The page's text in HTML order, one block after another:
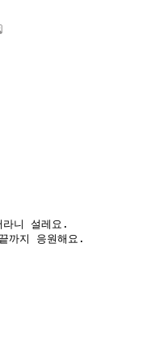
라니 설레요.
까지 응원해요.